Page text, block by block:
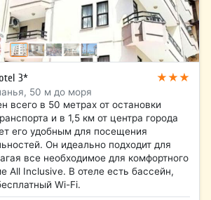
3* ★★★
50 м до моря
всего в 50 метрах от остановки
и в 1,5 км от центра города
его удобным для посещения
Он идеально подходит для
все необходимое для комфортного
All Inclusive. В отеле есть бассейн,
Wi-Fi.